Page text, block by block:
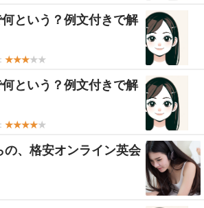
何という？例文付きで解
★★★★★
何という？例文付きで解
★★★★★
の、格安オンライン英会